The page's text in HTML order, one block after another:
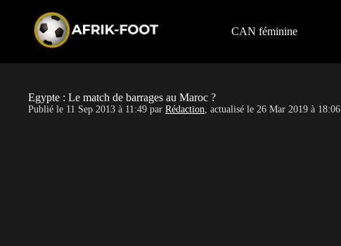
CAN féminine
Egypte : Le match de barrages au Maroc ?
Publié le 11 Sep 2013 à 11:49 par Rédaction, actualisé le 26 Mar 2019 à 18:06